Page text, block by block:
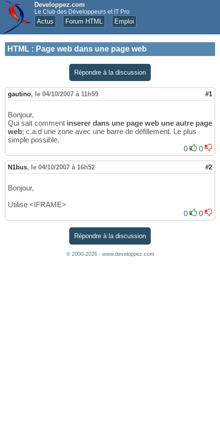
Developpez.com
Le Club des Développeurs et IT Pro
Actus Forum HTML Emploi
HTML : Page web dans une page web
Répondre à la discussion
gautino, le 04/10/2007 à 11h59 #1
Bonjour,
Qui sait comment inserer dans une page web une autre page
web; c.a.d une zone avec une barre de défillement. Le plus
simple possible.
0
0
N1bus, le 04/10/2007 à 16h52 #2
Bonjour,
Utilise <IFRAME>
0
0
Répondre à la discussion
© 2000-2026 - www.developpez.com